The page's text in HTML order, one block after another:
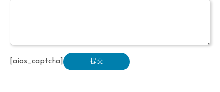
[aios_captcha]